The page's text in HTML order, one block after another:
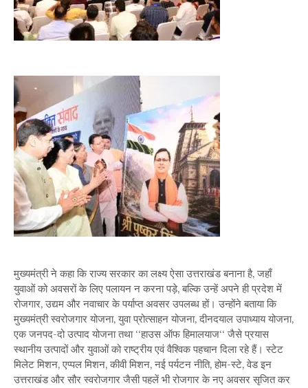
मुख्यमंत्री ने कहा कि राज्य सरकार का लक्ष्य ऐसा उत्तराखंड बनाना है, जहाँ
युवाओं को अवसरों के लिए पलायन न करना पड़े, बल्कि उन्हें अपने ही प्रदेश में
रोजगार, उद्यम और नवाचार के पर्याप्त अवसर उपलब्ध हों। उन्होंने बताया कि
मुख्यमंत्री स्वरोजगार योजना, युवा प्रोत्साहन योजना, दीनदयाल उपाध्याय योजना,
एक जनपद-दो उत्पाद योजना तथा ‘‘हाउस ऑफ हिमालयाज‘‘ जैसे प्रयास
स्थानीय उत्पादों और युवाओं को राष्ट्रीय एवं वैश्विक पहचान दिला रहे हैं। स्टेट
मिलेट मिशन, एप्पल मिशन, कीवी मिशन, नई पर्यटन नीति, होम-स्टे, वेड इन
उत्तराखंड और सौर स्वरोजगार जैसी पहलें भी रोजगार के नए अवसर सृजित कर